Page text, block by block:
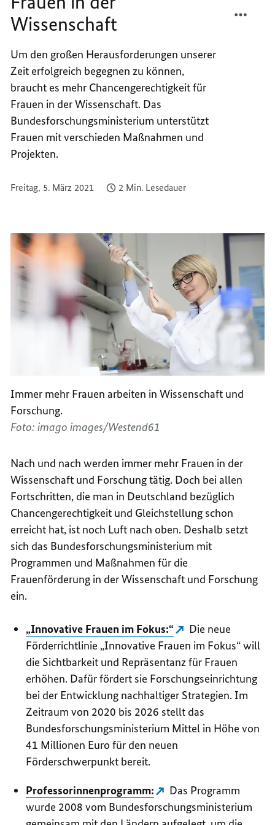
Wissenschaft
Um den großen Herausforderungen unserer
Zeit erfolgreich begegnen zu können,
braucht es mehr Chancengerechtigkeit für
Frauen in der Wissenschaft. Das
Bundesforschungsministerium unterstützt
Frauen mit verschieden Maßnahmen und
Projekten.
Freitag, 5. März 2021 2 Min. Lesedauer
Immer mehr Frauen arbeiten in Wissenschaft und
Forschung.
Foto: imago images/Westend61
Nach und nach werden immer mehr Frauen in der
Wissenschaft und Forschung tätig. Doch bei allen
Fortschritten, die man in Deutschland bezüglich
Chancengerechtigkeit und Gleichstellung schon
erreicht hat, ist noch Luft nach oben. Deshalb setzt
sich das Bundesforschungsministerium mit
Programmen und Maßnahmen für die
Frauenförderung in der Wissenschaft und Forschung
ein.
„Innovative Frauen im Fokus:“
Die neue
Förderrichtlinie „Innovative Frauen im Fokus“ will
die Sichtbarkeit und Repräsentanz für Frauen
erhöhen. Dafür fördert sie Forschungseinrichtung
bei der Entwicklung nachhaltiger Strategien. Im
Zeitraum von 2020 bis 2026 stellt das
Bundesforschungsministerium Mittel in Höhe von
41 Millionen Euro für den neuen
Förderschwerpunkt bereit.
Professorinnenprogramm:
Das Programm
wurde 2008 vom Bundesforschungsministerium